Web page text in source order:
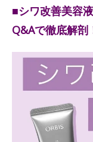
■シワ改善美容
Q&Aで徹底解剖